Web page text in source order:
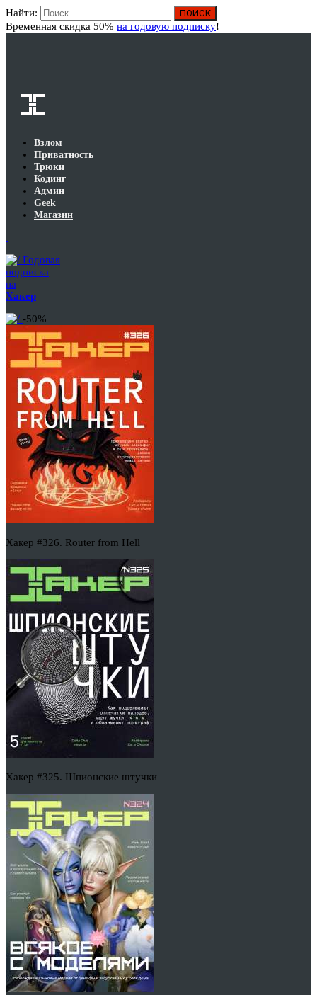
Найти:
Временная скидка 50% на годовую подписку!
Взлом
Приватность
Трюки
Кодинг
Админ
Geek
Магазин
Годовая
подписка
на
Хакер
-50%
Хакер #326. Router from Hell
Хакер #325. Шпионские штучки